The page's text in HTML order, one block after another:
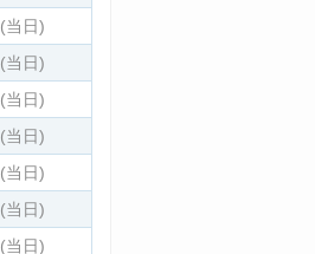
(当日)
(当日)
(当日)
(当日)
(当日)
(当日)
(当日)